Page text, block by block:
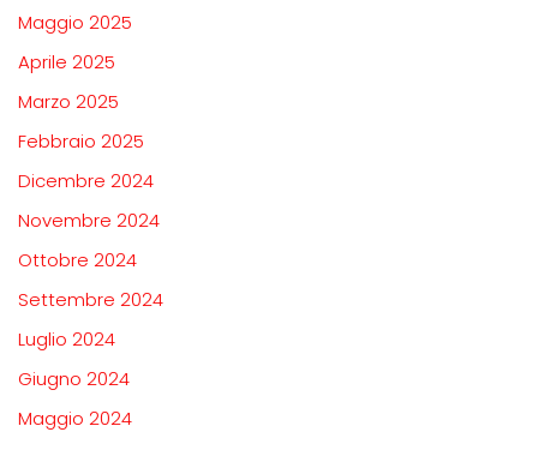
Maggio 2025
Aprile 2025
Marzo 2025
Febbraio 2025
Dicembre 2024
Novembre 2024
Ottobre 2024
Settembre 2024
Luglio 2024
Giugno 2024
Maggio 2024